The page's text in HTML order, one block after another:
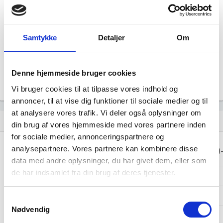
Samtykke Detaljer Om
Denne hjemmeside bruger cookies
Vi bruger cookies til at tilpasse vores indhold og
annoncer, til at vise dig funktioner til sociale medier og til
at analysere vores trafik. Vi deler også oplysninger om
din brug af vores hjemmeside med vores partnere inden
for sociale medier, annonceringspartnere og
analysepartnere. Vores partnere kan kombinere disse
data med andre oplysninger, du har givet dem, eller som
de har indsamlet fra din brug af deres tjenester.
Nødvendig
Årsrapporten 2024-04 file_download
Årsrapporten 2023-04 file_download
Årsrapporten 2022-04
assignment Regnskaber
Resultat i 1000
DKK
2026-04 2025-04 2024-04
Nettoomsætning - -
Driftsresultat
-